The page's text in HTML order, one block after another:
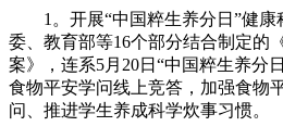
1。开展“中国粹生养分日”健康
委、教育部等16个部分结合制定的
案》，连系5月20日“中国粹生养分
食物平安学问线上竞答，加强食物
问、推进学生养成科学炊事习惯。